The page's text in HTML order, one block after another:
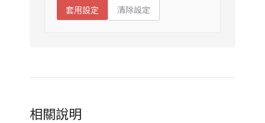
套用設定 清除設定
相關說明